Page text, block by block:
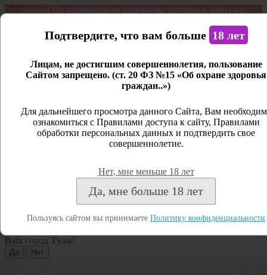
Внимание! По техническим причинам, остатки и цены на
является демонстрационным. Дистанционная продажа не
Открыть сайдбар
Личный кабинет
Закрыть
Посмотреть все результаты
Ваш город Тула ?
Подтвердите, что вам больше 18 лет
Лицам, не достигшим совершеннолетия, пользование
Сайтом запрещено. (ст. 20 ФЗ №15 «Об охране здоровья
граждан..»)
Для дальнейшего просмотра данного Сайта, Вам
ознакомиться с Правилами доступа к сайту, Правилами
обработки персональных данных и подтвердить свое
совершеннолетие.
Нет, мне меньше 18 лет
Да, мне больше 18 лет
Пользуясь сайтом вы принимаете Политику конфиденциальности